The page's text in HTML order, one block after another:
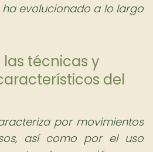
evolucionado a lo largo
las técnicas y
del
por movimientos
así como por el uso